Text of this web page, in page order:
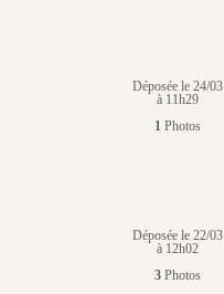
Déposée le 24/03
à 11h29
1 Photos
Déposée le 22/03
à 12h02
3 Photos